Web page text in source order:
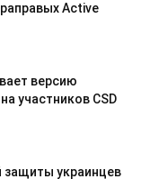
Active
версию
участников CSD
защиты украинцев